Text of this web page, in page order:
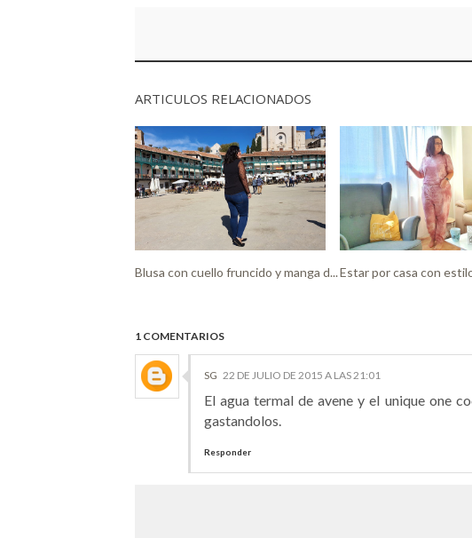
ARTICULOS RELACIONADOS
Blusa con cuello fruncido y manga d...Estar por casa con
1 COMENTARIOS
SG 22 DE JULIO DE 2015 A LAS 21:01
El agua termal de avene y el unique one
gastandolos.
Responder